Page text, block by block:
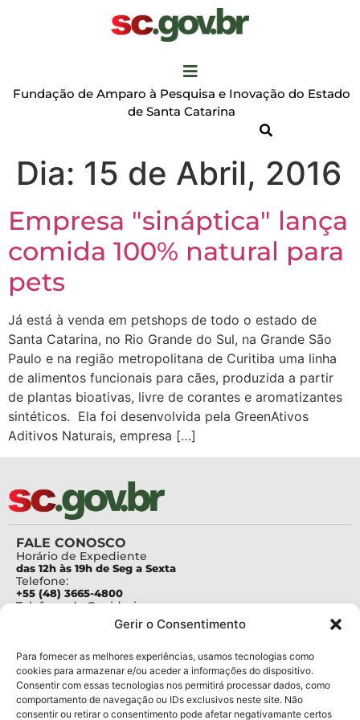
Gerir o Consentimento
Para fornecer as melhores experiências, usamos tecnologias como
cookies para armazenar e/ou aceder a informações do dispositivo.
Consentir com essas tecnologias nos permitirá processar dados, como
comportamento de navegação ou IDs exclusivos neste site. Não
consentir ou retirar o consentimento pode afetar negativamante certos
Fundação de Amparo à Pesquisa e Inovação do Estado
de Santa Catarina
Dia: 15 de Abril, 2016
Empresa "sináptica" lança
comida 100% natural para
pets
Já está à venda em petshops de todo o estado de
Santa Catarina, no Rio Grande do Sul, na Grande São
Paulo e na região metropolitana de Curitiba uma linha
de alimentos funcionais para cães, produzida a partir
de plantas bioativas, livre de corantes e aromatizantes
sintéticos. Ela foi desenvolvida pela GreenAtivos
Aditivos Naturais, empresa […]
FALE CONOSCO
Horário de Expediente
das 12h às 19h de Seg a Sexta
Telefone:
+55 (48) 3665-4800
Telefone da Ouvidoria
Para assuntos relacionados à Pesquisa
pesquisa@fapesc.sc.gov.br
Para assuntos relacionados à Inovação
inovacao@fapesc.sc.gov.br
Para assuntos relacionados à Bolsas
bolsas@fapesc.sc.gov.br